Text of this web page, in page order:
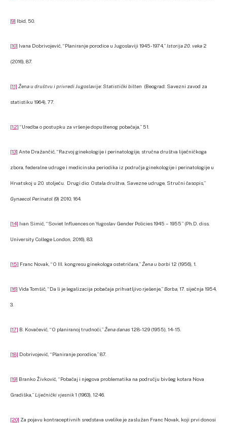
[9] Ibid, 50.
[10] Ivana Dobrivojević, “Planiranje porodice u Jugoslaviji 1945-1974,”Istorija 20. veka 2
(2016), 87.
[11] Žena u društvu i privredi Jugoslavije: Statistički bilten (Beograd: Savezni zavod za
statistiku 1964), 77.
[12] “Uredba o postupku za vršenje dopuštenog pobačaja,” 51.
[13] Ante Dražančić, “Razvoj ginekologije i perinatologije, stručna društva liječničkoga
zbora, federalne udruge i medicinska periodika iz područja ginekologije i perinatologije u
Hrvatskoj u 20. stoljeću. Drugi dio: Ostala društva, Savezne udruge, Stručni časopis,”
Gynaecol Perinatol (9) 2010, 164.
[14] Ivan Simić, “Soviet Influences on Yugoslav Gender Policies 1945 – 1955” (Ph.D. diss.
University College London, 2016), 83.
[15] Franc Novak, “O III. kongresu ginekologa ostetričara,” Žena u borbi12 (1956), 1.
[16] Vida Tomšič, “Da li je legalizacija pobačaja prihvatljivo rješenje,”Borba , 17. siječnja 1954,
3.
[17] B. Kovačević, “O planiranoj trudnoći,” Žena danas128-129 (1955), 14-15.
[18] Dobrivojević, “Planiranje porodice,” 87.
[19] Branko Živković, “Pobačaj i njegova problematika na području bivšeg kotara Nova
Gradiška,”Liječnički vjesnik1 (1963), 1246.
[20] Za pojavu kontraceptivnih sredstava uvelike je zaslužan Franc Novak, koji prvi donosi